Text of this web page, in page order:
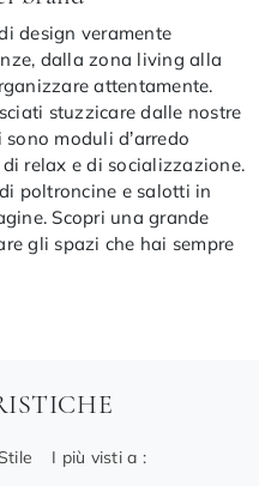
design veramente
dalla zona living alla
attentamente.
stuzzicare dalle nostre
moduli d’arredo
relax e di socializzazione.
poltroncine e salotti in
Scopri una grande
gli spazi che hai sempre
Stile I più visti a :